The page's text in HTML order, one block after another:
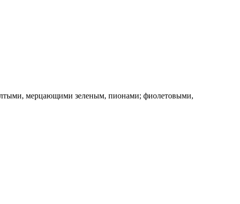
мерцающими зеленым, пионами; фиолетовыми,